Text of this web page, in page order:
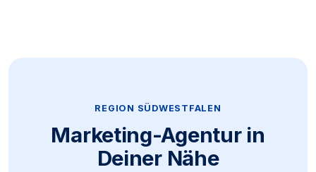
REGION SÜDWESTFALEN
Marketing-Agentur in
Deiner Nähe